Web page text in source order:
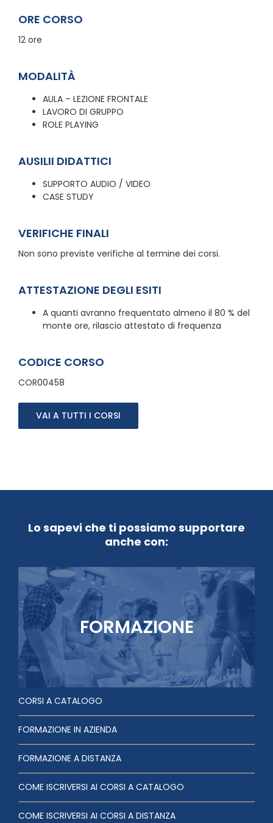
ORE CORSO
12 ore
MODALITÀ
AULA – LEZIONE FRONTALE
LAVORO DI GRUPPO
ROLE PLAYING
AUSILII DIDATTICI
SUPPORTO AUDIO / VIDEO
CASE STUDY
VERIFICHE FINALI
Non sono previste verifiche al termine dei corsi.
ATTESTAZIONE DEGLI ESITI
A quanti avranno frequentato almeno il 80 % del
monte ore, rilascio attestato di frequenza
CODICE CORSO
COR00458
VAI A TUTTI I CORSI
Lo sapevi che ti possiamo supportare
anche con:
FORMAZIONE
CORSI A CATALOGO
FORMAZIONE IN AZIENDA
FORMAZIONE A DISTANZA
COME ISCRIVERSI AI CORSI A CATALOGO
COME ISCRIVERSI AI CORSI A DISTANZA